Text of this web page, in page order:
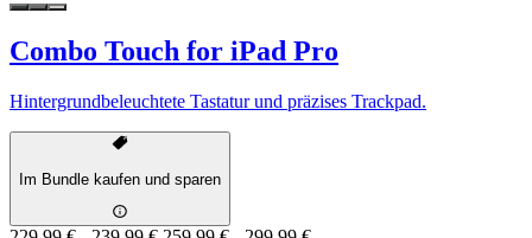
Combo Touch for iPad Pro
Hintergrundbeleuchtete Tastatur und präzises Trackpad.
Im Bundle kaufen und sparen